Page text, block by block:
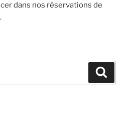
dans nos réservations de